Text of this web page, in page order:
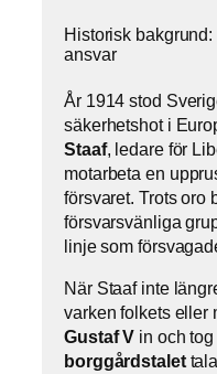
Historisk
ansvar
År 1914 stod
säkerhetshot i
Staaf, ledare för
motarbeta en
försvaret. Trots oro
försvarsvänliga
linje som
När Staaf inte
varken folkets eller
Gustaf V in och
borggårdstalet